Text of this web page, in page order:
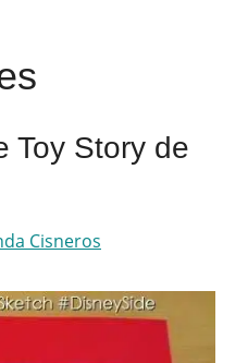
Toy Story de
Cisneros